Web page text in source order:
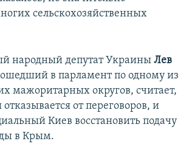
сельскохозяйственных
народный депутат Украины Лев
в парламент по одному из
мажоритарных округов, считает,
от переговоров, и
Киев восстановить подачу
в Крым.